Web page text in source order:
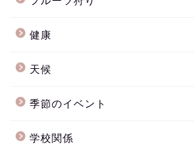
健康
天候
季節のイベント
学校関係